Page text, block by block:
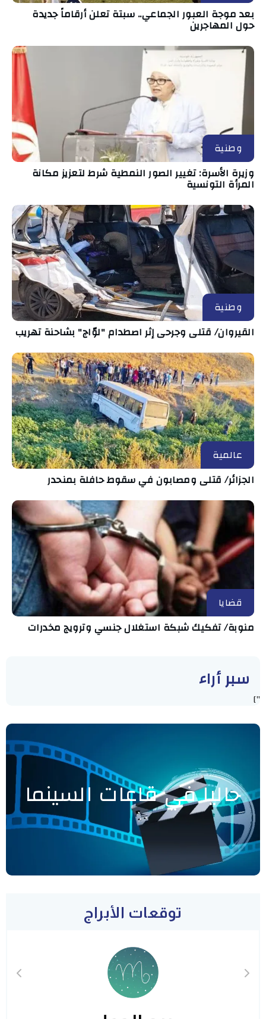
بعد موجة العبور الجماعي.. سبتة تعلن أرقاماً جديدة
حول المهاجرين
وطنية
وزيرة الأسرة: تغيير الصور النمطية شرط لتعزيز مكانة
المرأة التونسية
وطنية
القيروان/ قتلى وجرحى إثر اصطدام "لوّاج" بشاحنة تهريب
عالمية
الجزائر/ قتلى ومصابون في سقوط حافلة بمنحدر
قضايا
منوبة/ تفكيك شبكة استغلال جنسي وترويج مخدرات
سبر أراء
"]
حاليا في قاعات السينما
توقعات الأبراج